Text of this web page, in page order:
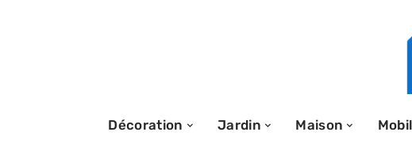
Décoration Jardin Maison